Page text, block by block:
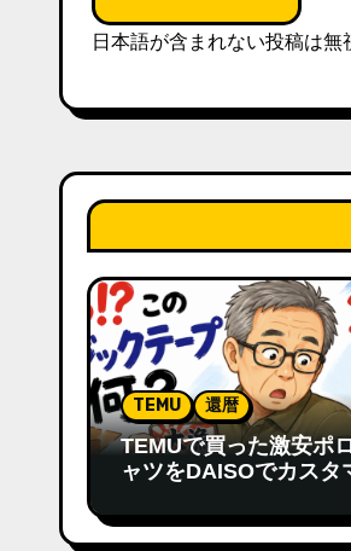
日本語が含まれない投稿は無
TEMU 還暦
TEMUで買った激安ポ
ャツをDAISOでカスタ
発見